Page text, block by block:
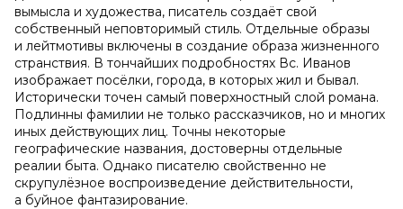
вымысла и художества, писатель создаёт свой
собственный неповторимый стиль. Отдельные образы
и лейтмотивы включены в создание образа жизненного
странствия. В тончайших подробностях Вс. Иванов
изображает посёлки, города, в которых жил и бывал.
Исторически точен самый поверхностный слой романа.
Подлинны фамилии не только рассказчиков, но и многих
иных действующих лиц. Точны некоторые
географические названия, достоверны отдельные
реалии быта. Однако писателю свойственно не
скрупулёзное воспроизведение действительности,
а буйное фантазирование.